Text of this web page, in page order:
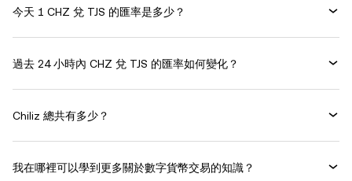
今天 1 CHZ 兌 TJS 的匯率是多少？
過去 24 小時內 CHZ 兌 TJS 的匯率如何變化？
Chiliz 總共有多少？
我在哪裡可以學到更多關於數字貨幣交易的知識？